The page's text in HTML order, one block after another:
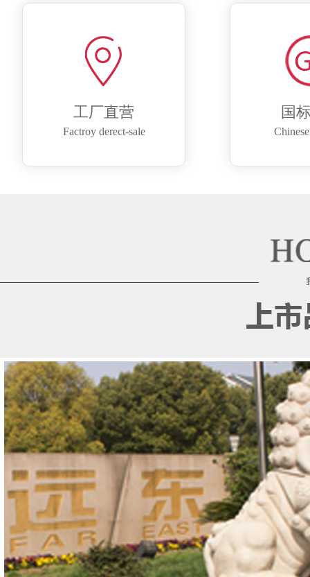
工厂直营
Factroy derect-sale
国